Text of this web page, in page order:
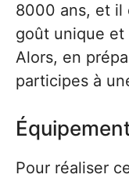
8000 ans, et il
goût unique et
Alors, en
participes à
Pour réaliser